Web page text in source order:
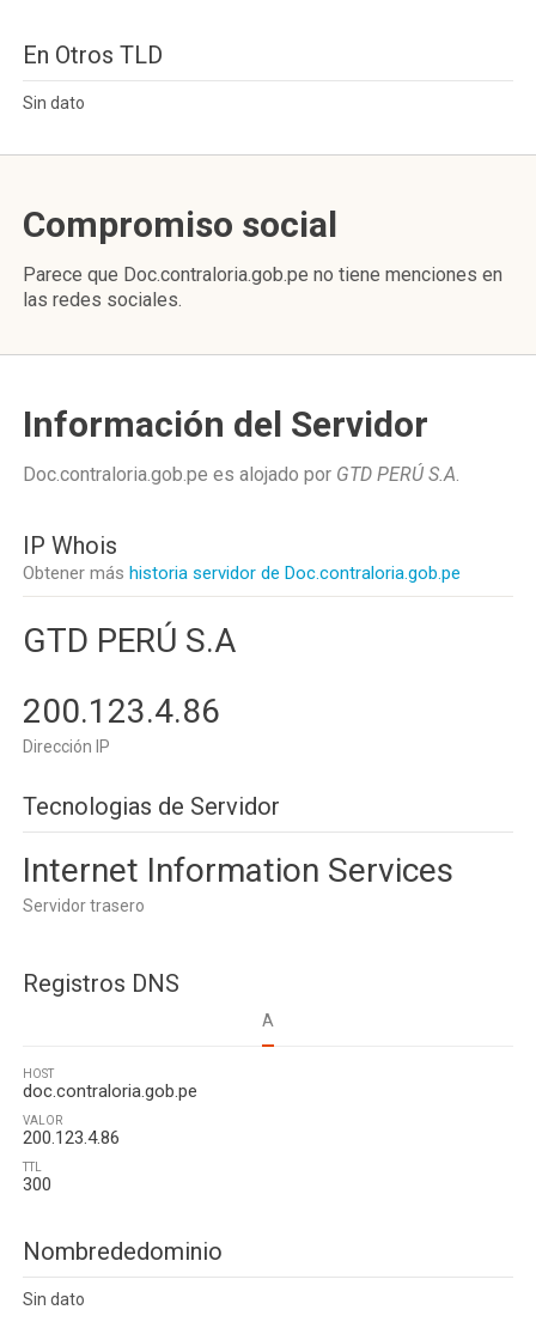
En Otros TLD
Sin dato
Compromiso social
Parece que Doc.contraloria.gob.pe no tiene menciones en
las redes sociales.
Información del Servidor
Doc.contraloria.gob.pe es alojado por GTD PERÚ S.A.
IP Whois
Obtener más historia servidor de Doc.contraloria.gob.pe
GTD PERÚ S.A
200.123.4.86
Dirección IP
Tecnologias de Servidor
Internet Information Services
Servidor trasero
Registros DNS
A
HOST
doc.contraloria.gob.pe
VALOR
200.123.4.86
TTL
300
Nombrededominio
Sin dato